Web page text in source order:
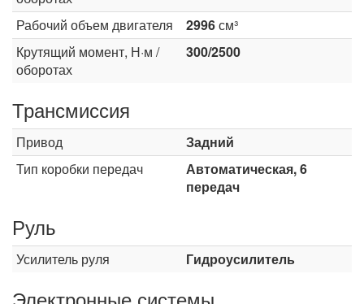
Рабочий объем двигателя 2996см³
Крутящий момент, Н·м /
оборотах
300/2500
Трансмиссия
Привод
Задний
Тип коробки передач
Автоматическая, 6
передач
Руль
Усилитель руля Гидроусилитель